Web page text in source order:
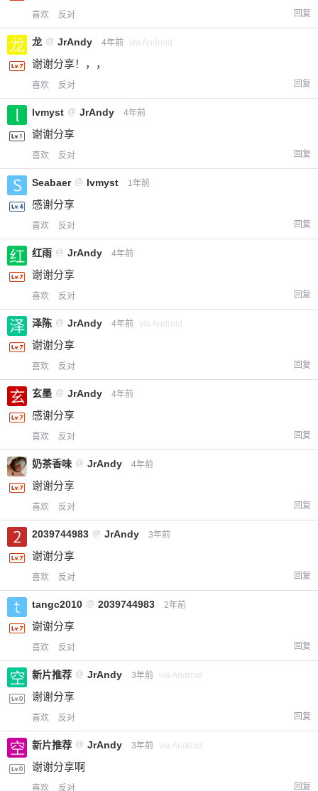
2 5
喜欢 反对 回复
龙 @ JrAndy 4年前 via Android
谢谢分享！，，
喜欢 反对 回复
lvmyst @ JrAndy 4年前
谢谢分享
喜欢 反对 回复
Seabaer @ lvmyst 1年前
感谢分享
喜欢 反对 回复
红雨 @ JrAndy 4年前
谢谢分享
喜欢 反对 回复
泽陈 @ JrAndy 4年前 via Android
谢谢分享
喜欢 反对 回复
玄墨 @ JrAndy 4年前
感谢分享
喜欢 反对 回复
奶茶香味 @ JrAndy 4年前
谢谢分享
喜欢 反对 回复
2039744983 @ JrAndy 3年前
谢谢分享
喜欢 反对 回复
tangc2010 @ 2039744983 2年前
谢谢分享
喜欢 反对 回复
新片推荐 @ JrAndy 3年前 via Android
谢谢分享
喜欢 反对 回复
新片推荐 @ JrAndy 3年前 via Android
谢谢分享啊
喜欢 反对 回复